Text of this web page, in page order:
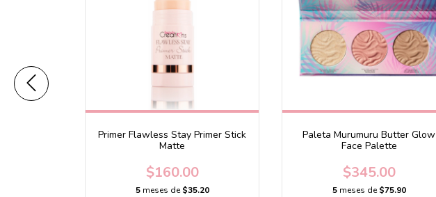
Primer Flawless Stay Primer Stick
Matte
$160.00
5 meses de$35.20
Paleta Murumuru Butter Glow
Face Palette
$345.00
5 meses de$75.90